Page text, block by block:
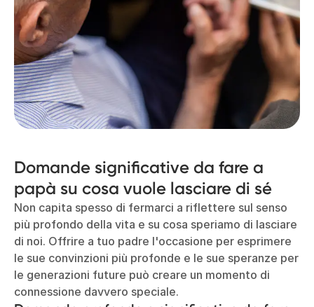
Domande significative da fare a
papà su cosa vuole lasciare di sé
Non capita spesso di fermarci a riflettere sul senso
più profondo della vita e su cosa speriamo di lasciare
di noi. Offrire a tuo padre l'occasione per esprimere
le sue convinzioni più profonde e le sue speranze per
le generazioni future può creare un momento di
connessione davvero speciale.